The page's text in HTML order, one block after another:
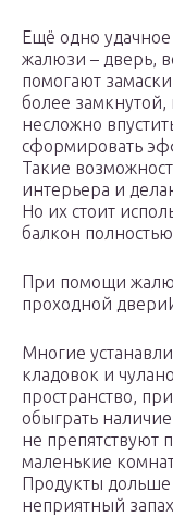
Ещё одно
жалюзи – дверь,
помогают
более
несложно
сформировать
Такие
интерьера и
Но их стоит
балкон
При помощи
проходной
Многие
кладовок и
пространство,
обыграть
не препятствуют
маленькие
Продукты дольше
неприятный